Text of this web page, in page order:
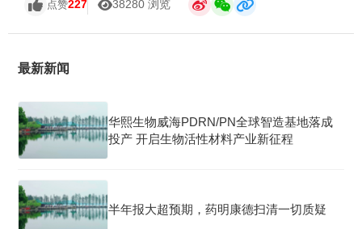
点赞227 38280 浏览
最新新闻
华熙生物威海PDRN/PN全球智造基地落成
投产 开启生物活性材料产业新征程
半年报大超预期，药明康德扫清一切质疑